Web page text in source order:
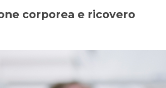
corporea e ricovero